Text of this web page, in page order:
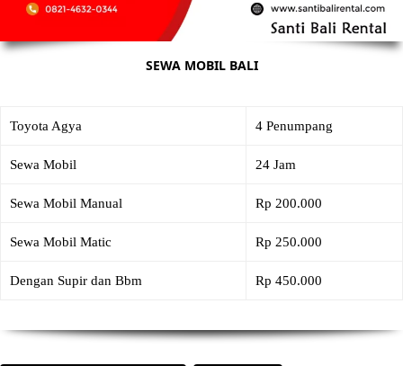
SEWA MOBIL BALI
Toyota Agya 4 Penumpang
Sewa Mobil 24 Jam
Sewa Mobil Manual Rp 200.000
Sewa Mobil Matic Rp 250.000
Dengan Supir dan Bbm Rp 450.000